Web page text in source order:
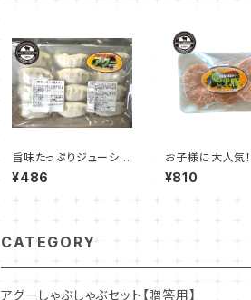
旨味たっぷりジューシー
なアグー餃子（冷凍餃
子）240g（12個入）
¥486
お子様に大人気
県産アグーハン
グ 120g☓3個
¥810
CATEGORY
アグーしゃぶしゃぶセット【贈答用】